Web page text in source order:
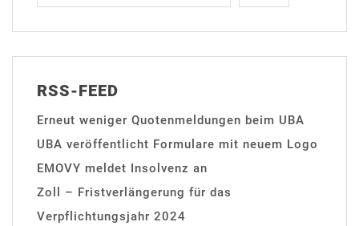
RSS-FEED
Erneut weniger Quotenmeldungen beim UBA
UBA veröffentlicht Formulare mit neuem Logo
EMOVY meldet Insolvenz an
Zoll – Fristverlängerung für das
Verpflichtungsjahr 2024